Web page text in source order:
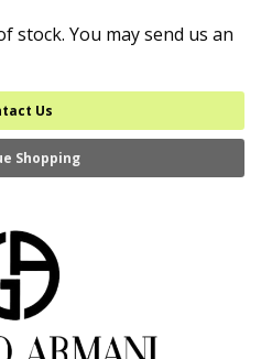
stock. You may send us an
Us
Shopping